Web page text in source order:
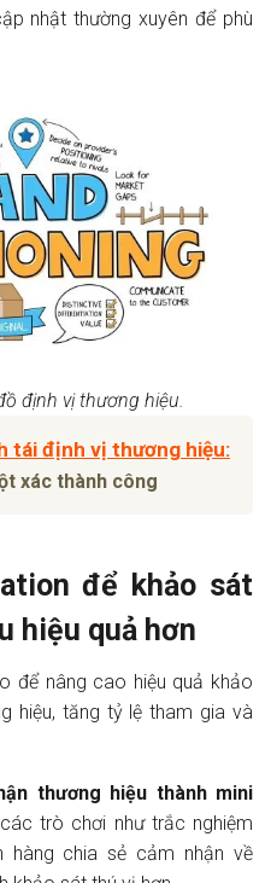
nhật thường xuyên để phù
định vị thương hiệu.
tái định vị thương hiệu:
xác thành công
để khảo sát
hiệu quả hơn
để nâng cao hiệu quả khảo
hiệu, tăng tỷ lệ tham gia và
thương hiệu thành mini
trò chơi như trắc nghiệm
hàng chia sẻ cảm nhận về